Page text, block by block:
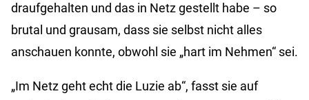
draufgehalten und das in Netz gestellt habe – so
brutal und grausam, dass sie selbst nicht alles
anschauen konnte, obwohl sie „hart im Nehmen“ sei.
„Im Netz geht echt die Luzie ab“, fasst sie auf